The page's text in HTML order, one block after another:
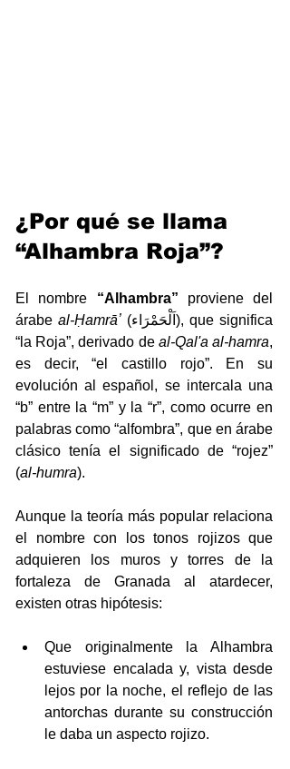
¿Por qué se llama
“Alhambra Roja”?
El nombre “Alhambra” proviene del
árabe al-Ḥamrāʼ (اَلْحَمْرَاء), que significa
“la Roja”, derivado de al-Qal'a al-hamra,
es decir, “el castillo rojo”. En su
evolución al español, se intercala una
“b” entre la “m” y la “r”, como ocurre en
palabras como “alfombra”, que en árabe
clásico tenía el significado de “rojez”
(al-humra).
Aunque la teoría más popular relaciona
el nombre con los tonos rojizos que
adquieren los muros y torres de la
fortaleza de Granada al atardecer,
existen otras hipótesis:
Que originalmente la Alhambra
estuviese encalada y, vista desde
lejos por la noche, el reflejo de las
antorchas durante su construcción
le daba un aspecto rojizo.